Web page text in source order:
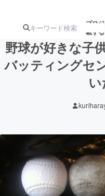
プロ
載す
注目の新
テクノロジー・ガ
映像・映画
野球が好きな子
バッティングセ